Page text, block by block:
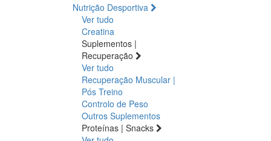
Nutrição Desportiva
Ver tudo
Creatina
Suplementos |
Recuperação
Ver tudo
Recuperação Muscular |
Pós Treino
Controlo de Peso
Outros Suplementos
Proteínas | Snacks